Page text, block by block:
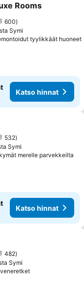
Rooms
600
Symi
tyylikkäät huoneet
Katso hinnat
532
Symi
merelle parvekkeilta
Katso hinnat
482
Symi